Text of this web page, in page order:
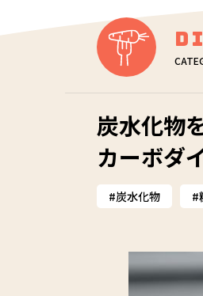
炭水化物
カーボダ
炭水化物